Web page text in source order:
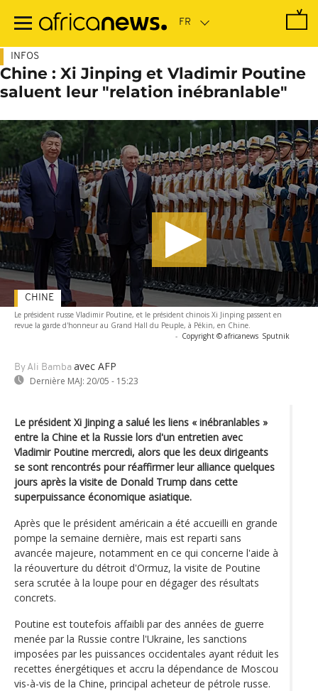
contenu
INFOS
Chine : Xi Jinping et Vladimir Poutine
saluent leur "relation inébranlable"
Le président russe Vladimir Poutine, et le président chinois Xi Jinping passent en
revue la garde d'honneur au Grand Hall du Peuple, à Pékin, en Chine.
- Copyright © africanews Sputnik
By Ali Bamba avec AFP
Dernière MAJ: 20/05 - 15:23
CHINE
Le président Xi Jinping a salué les liens « inébranlables »
entre la Chine et la Russie lors d'un entretien avec
Vladimir Poutine mercredi, alors que les deux dirigeants
se sont rencontrés pour réaffirmer leur alliance quelques
jours après la visite de Donald Trump dans cette
superpuissance économique asiatique.
Après que le président américain a été accueilli en grande
pompe la semaine dernière, mais est reparti sans
avancée majeure, notamment en ce qui concerne l'aide à
la réouverture du détroit d'Ormuz, la visite de Poutine
sera scrutée à la loupe pour en dégager des résultats
concrets.
Poutine est toutefois affaibli par des années de guerre
menée par la Russie contre l'Ukraine, les sanctions
imposées par les puissances occidentales ayant réduit les
recettes énergétiques et accru la dépendance de Moscou
vis-à-vis de la Chine, principal acheteur de pétrole russe.